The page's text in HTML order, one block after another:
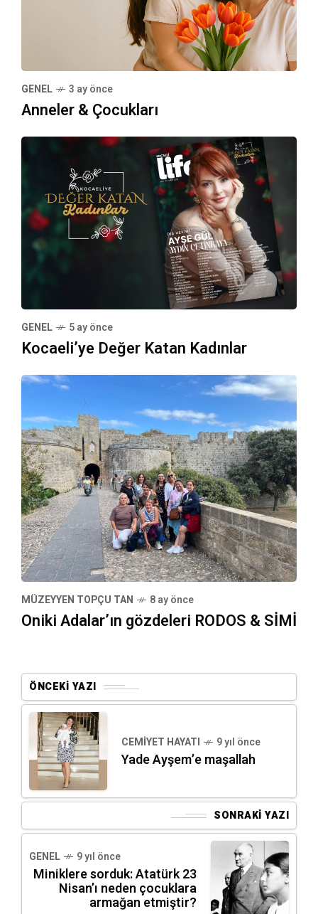
GENEL 3 ay önce
Anneler & Çocukları
GENEL 5 ay önce
Kocaeli’ye Değer Katan Kadınlar
MÜZEYYEN TOPÇU TAN 8 ay önce
Oniki Adalar’ın gözdeleri RODOS & SİMİ
ÖNCEKI YAZI
CEMIYET HAYATI 9 yıl önce
Yade Ayşem’e maşallah
SONRAKI YAZI
GENEL 9 yıl önce
Miniklere sorduk: Atatürk 23
Nisan’ı neden çocuklara
armağan etmiştir?